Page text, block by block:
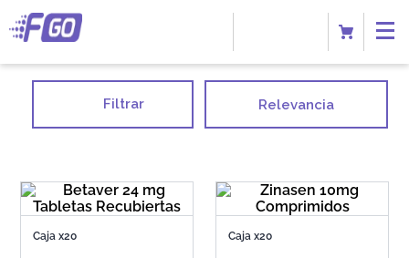
Filtrar Relevancia
Caja x20 Caja x20